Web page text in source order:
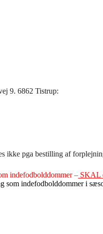
9. 6862 Tistrup:
ikke pga bestilling af
indefodbolddommer – SKAL
indefodbolddommer i